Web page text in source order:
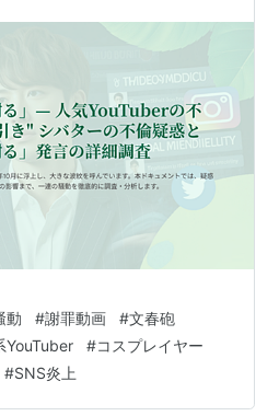
動 #謝罪動画 #文春砲
YouTuber #コスプレイヤー
#SNS炎上